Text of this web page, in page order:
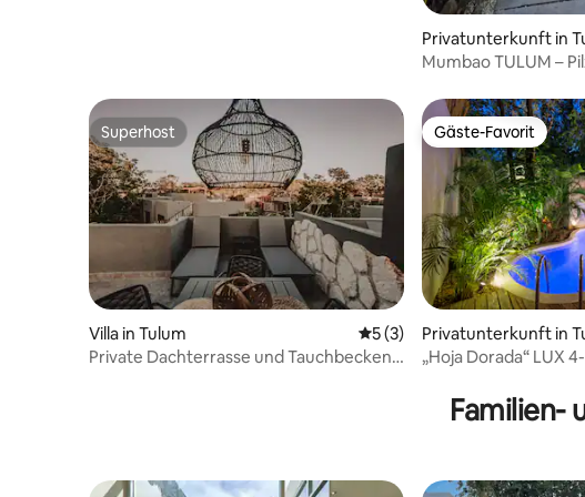
Privatunterkunft in
Mumbao TULUM –
Superhost
Superhost
Villa in Tulum Durchschnittliche
5 (3)
Private Dachterrasse und Tauchbecken |
Gäste-Favorit
Gäste-Favorit
Privatunterkunft in
„Hoja Dorada“ LUX
Familien-